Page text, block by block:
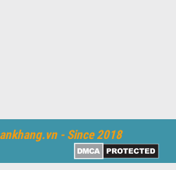
- Since 2018